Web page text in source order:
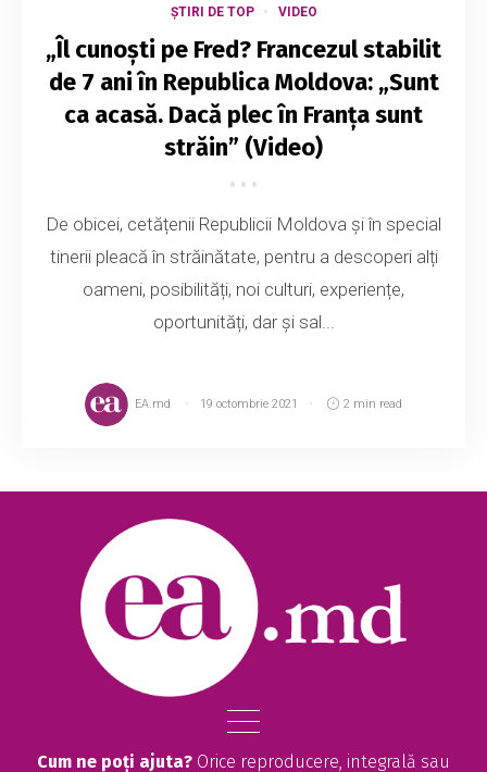
ȘTIRI DE TOP
VIDEO
„Îl cunoști pe Fred? Francezul stabilit
de 7 ani în Republica Moldova: „Sunt
ca acasă. Dacă plec în Franța sunt
străin” (Video)
De obicei, cetățenii Republicii Moldova și în special
tinerii pleacă în străinătate, pentru a descoperi alți
oameni, posibilități, noi culturi, experiențe,
oportunități, dar și sal...
EA.md 19 octombrie 2021 2 min read
Cum ne poți ajuta? Orice reproducere, integrală sau